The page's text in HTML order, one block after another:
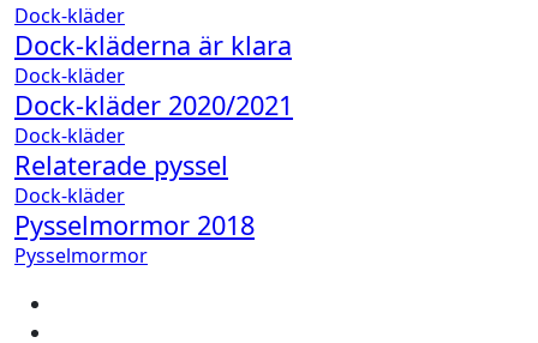
Dock-kläder
Dock-kläderna är klara
Dock-kläder
Dock-kläder 2020/2021
Dock-kläder
Relaterade pyssel
Dock-kläder
Pysselmormor 2018
Pysselmormor